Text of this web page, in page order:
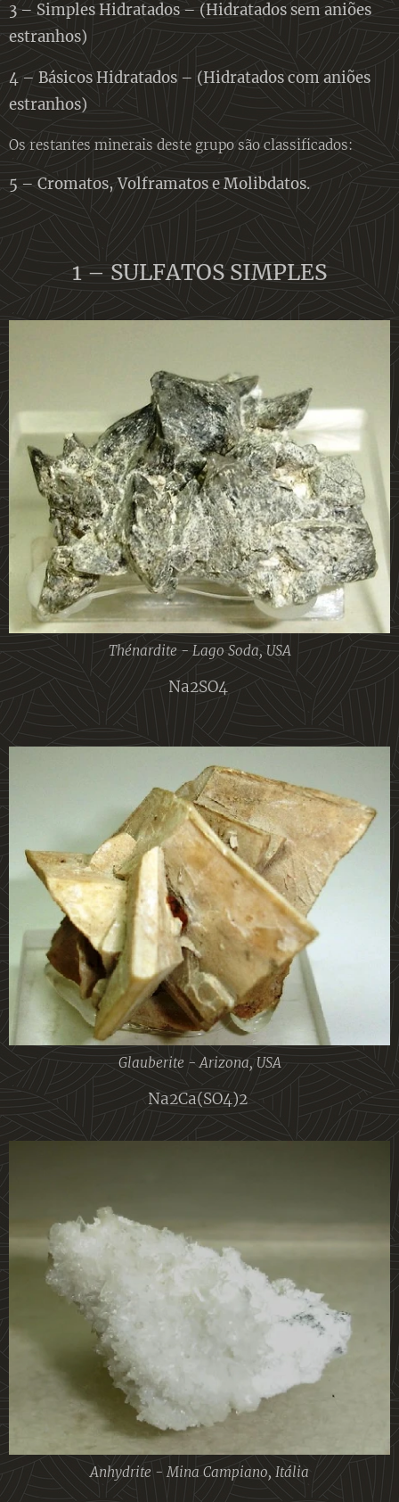
3 – Simples Hidratados – (Hidratados sem aniões
estranhos)
4 – Básicos Hidratados – (Hidratados com aniões
estranhos)
Os restantes minerais deste grupo são classificados:
5 – Cromatos,Volframatos e Molibdatos.
1 – SULFATOS SIMPLES
Thénardite - Lago Soda, USA
Na2SO4
Glauberite - Arizona, USA
Na2Ca(SO4)2
Anhydrite - Mina Campiano, Itália